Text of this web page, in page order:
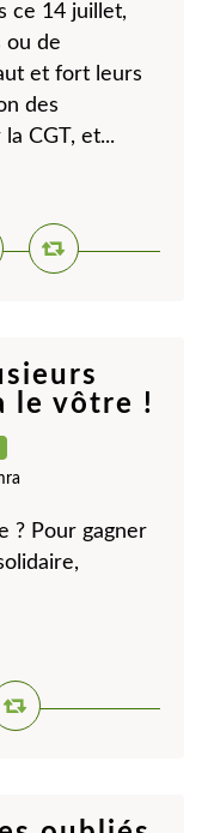
ce 14 juillet,
ou de
et fort leurs
des
CGT, et...
le vôtre !
? Pour gagner